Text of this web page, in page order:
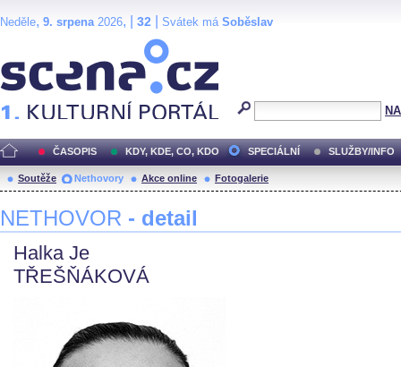
Neděle, 9. srpena2026, | 32 Svátek má Soběslav
ČASOPIS KDY, KDE, CO, KDO SPECIÁLNÍ SLUŽBY/INFO
Soutěže Nethovory Akce online Fotogalerie
NETHOVOR - detail
Halka Je
TŘEŠŇÁKOVÁ